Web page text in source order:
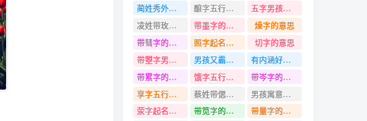
蔺姓秀外慧中的名字
酿字五行是什么
五字男孩名字最新
凌姓带玫字名字
带墨字的名字
燥字的意思
带彗字的名字
照字起名寓意
切字的意思
带曌字男孩名字
男孩又霸气的名字
有内涵好听儿的女孩名字
带累字的名字
饿字五行是什么
带岑字的名字
享字五行是什么
蔡姓带偲字名字
男孩寓意健康聪明的名字
荥字起名寓意
带笕字的名字
带量字的名字